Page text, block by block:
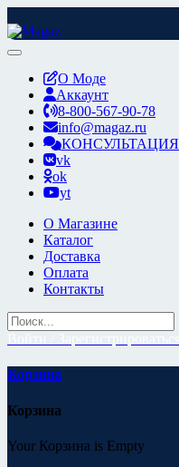
Перейти
к
О Моде
Аккаунт
8-800-567-90-78
info@magaz.ru
КОНСУЛЬТАЦИЯ
vk
ok
yt
О Магазине
Каталог
Доставка
Оплата
Контакты
Корзина
Корзина
Your Корзина is Empty